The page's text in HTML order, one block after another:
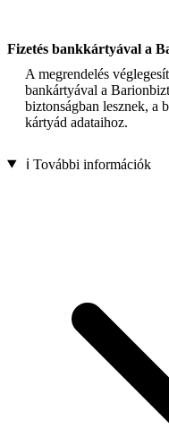
Fizetés bankkártyával a
A megrendelés
bankártyával a
biztonságban lesznek, a
kártyád adataihoz.
ℹ️ További információk